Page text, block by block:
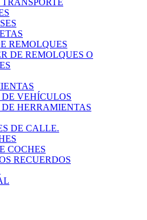
REMOLQUES
DE REMOLQUES O
VEHÍCULOS
HERRAMIENTAS
DE CALLE.
COCHES
RECUERDOS